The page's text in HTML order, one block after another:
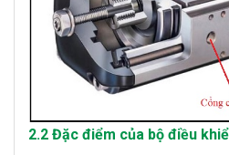
2.2 Đặc điểm của bộ điều